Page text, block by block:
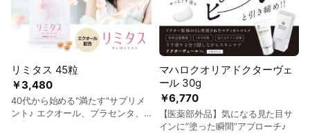
￥3,480
リミタス 45粒
40代から始める"満たす"サプリメ
ント♪ エクオール、プラセンタ、
￥6,770
マハロクオリアドクターヴェ
ール 30g
【医薬部外品】気になる見た目サ
インに”塗った瞬間”アプローチ♪